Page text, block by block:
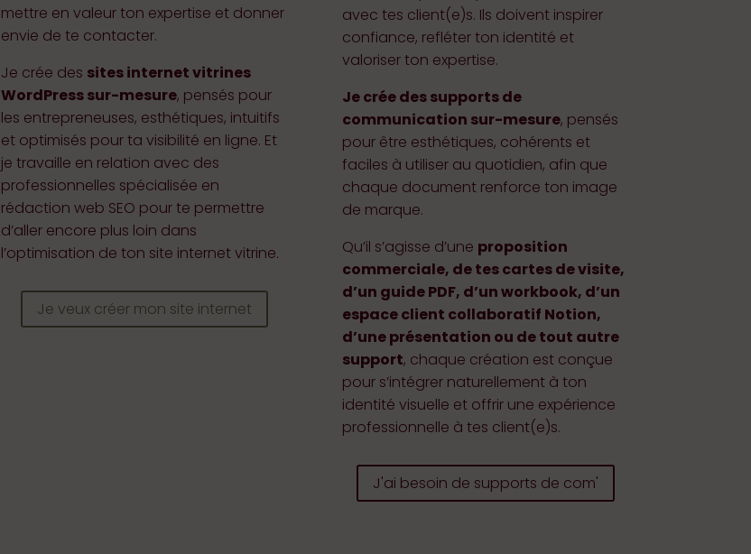
mettre en valeur ton expertise et donner
envie de te contacter.
Je crée des sites internet vitrines
WordPress sur-mesure, pensés pour
les entrepreneuses, esthétiques, intuitifs
et optimisés pour ta visibilité en ligne. Et
je travaille en relation avec des
professionnelles spécialisée en
rédaction web SEO pour te permettre
d’aller encore plus loin dans
l’optimisation de ton site internet vitrine.
Je veux créer mon site internet
avec tes client(e)s. Ils doivent inspirer
confiance, refléter ton identité et
valoriser ton expertise.
Je crée des supports de
communication sur-mesure, pensés
pour être esthétiques, cohérents et
faciles à utiliser au quotidien, afin que
chaque document renforce ton image
de marque.
Qu’il s’agisse d’une proposition
commerciale, de tes cartes de visite,
d’un guide PDF, d’un workbook, d’un
espace client collaboratif Notion,
d’une présentation ou de tout autre
support, chaque création est conçue
pour s’intégrer naturellement à ton
identité visuelle et offrir une expérience
professionnelle à tes client(e)s.
J'ai besoin de supports de com'